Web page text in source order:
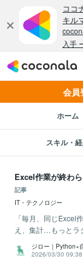
会員
ホーム
スキル・
Excel作業が終わ
記事
IT・テクノロジー
「毎月、同じExcel
え、集計…もっとラ
ジロー｜Python×
2026/03/30 09:38